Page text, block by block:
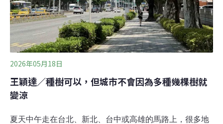
600萬及300萬元。（公視新聞網報導）
2026年05月18日
王穎達／種樹可以，但城市不會因為多種幾棵樹就
變涼
夏天中午走在台北、新北、台中或高雄的馬路上，很多地